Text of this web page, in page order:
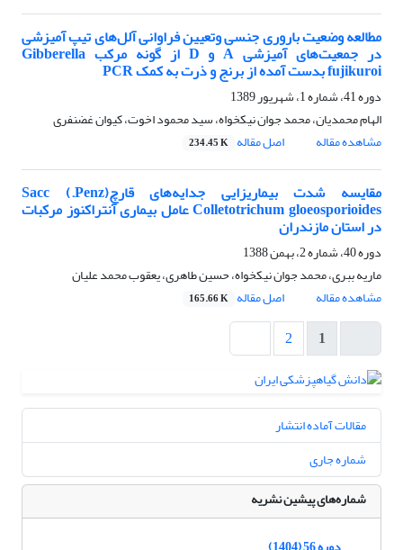
مطالعه وضعیت باروری جنسی وتعیین فراوانی آلل‌های تیپ آمیزشی
در جمعیت‌های آمیزشی A و D از گونه مرکب Gibberella
fujikuroi بدست آمده از برنج و ذرت به کمک PCR
دوره 41، شماره 1، شهریور 1389
الهام محمدیان، محمد جوان نیکخواه، سید محمود اخوت، کیوان غضنفری
مشاهده مقاله
اصل مقاله 234.45 K
مقایسه شدت بیماریزایی جدایه‌های قارچ(Penz.) Sacc
Colletotrichum gloeosporioides عامل بیماری آنتراکنوز مرکبات
در استان مازندران
دوره 40، شماره 2، بهمن 1388
ماریه ببری، محمد جوان نیکخواه، حسین طاهری، یعقوب محمد علیان
مشاهده مقاله
اصل مقاله 165.66 K
1
2
مقالات آماده انتشار
شماره جاری
شماره‌های پیشین نشریه